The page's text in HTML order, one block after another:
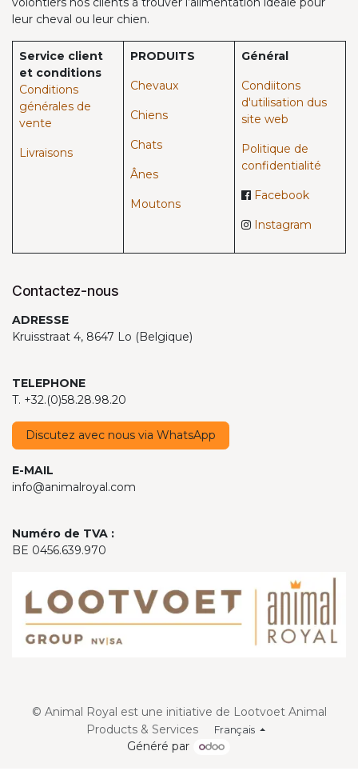
leur cheval ou leur chien.
Service client
et conditions
Conditions
générales de
vente
Livraisons
PRODUITS
Chevaux​
Chiens
Chats
Ânes
Moutons
Général
Condiitons
d'utilisation dus
site web
Politique de
confidentialité
Facebook
Instagram
Contactez-nous
ADRESSE
Kruisstraat 4, 8647 Lo (Belgique)
TELEPHONE
T. +32.(0)58.28.98.20
Discutez avec nous via WhatsApp
E-MAIL
info@animalroyal.com
Numéro de TVA :
BE 0456.639.970
© Animal Royal est une initiative de Lootvoet Animal
Products & Services
Français
Généré par